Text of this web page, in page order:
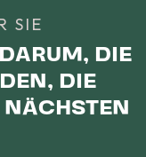
SIE
DIE
DIE